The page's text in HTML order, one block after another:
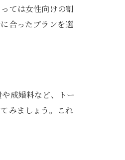
ては女性向けの割
合ったプランを選
成婚料など、トー
みましょう。これ